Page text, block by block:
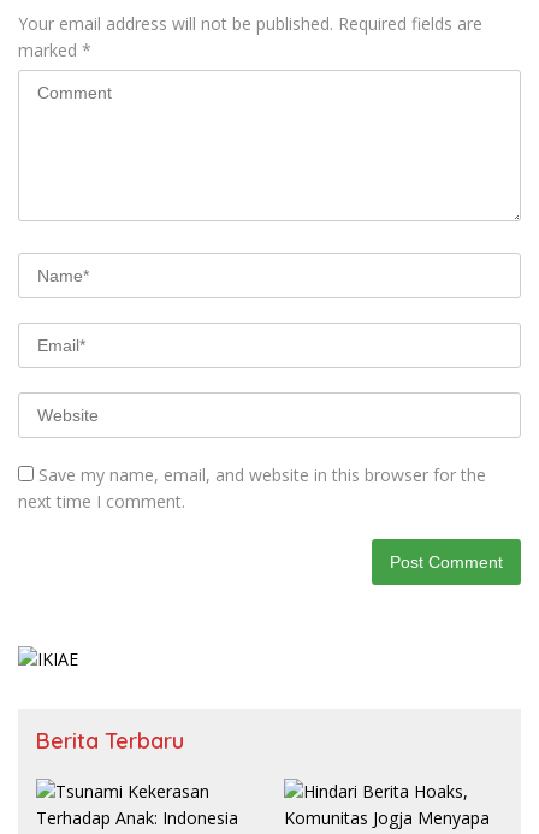
Your email address will not be published. Required fields are
marked *
Save my name, email, and website in this browser for the
next time I comment.
Berita Terbaru